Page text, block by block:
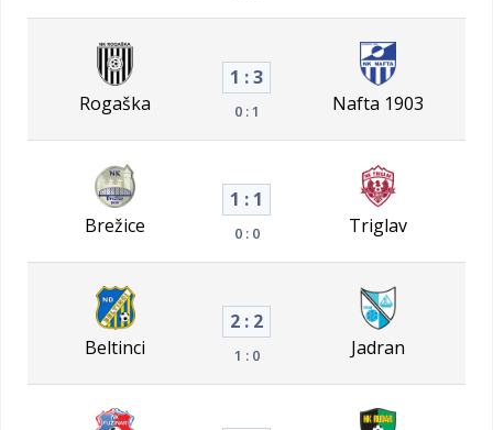
Rogaška
1 : 3
0 : 1 Nafta 1903
Brežice
1 : 1
0 : 0 Triglav
Beltinci
2 : 2
1 : 0 Jadran